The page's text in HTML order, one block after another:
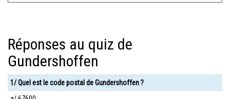
Réponses au quiz de
Gundershoffen
1/ Quel est le code postal de Gundershoffen ?